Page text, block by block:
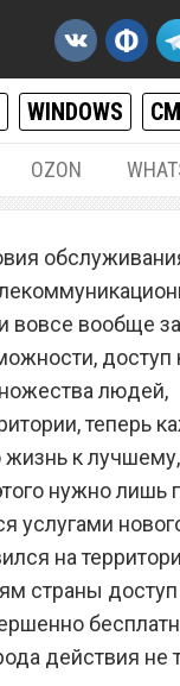
WINDOWS
OZON
вовсе вообще
людей,
теперь
к лучшему,
нужно лишь
услугами
на
страны
действия не